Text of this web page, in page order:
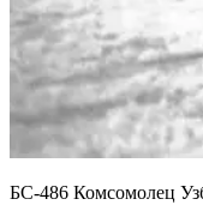
БС-486 Комсомолец